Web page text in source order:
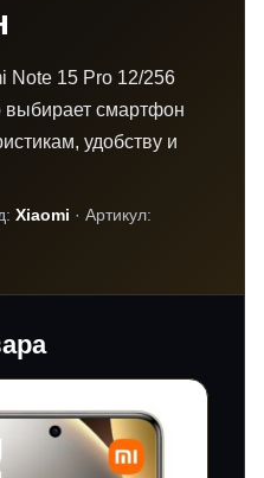
15 Pro 12/256
выбирает смартфон
удобству и
Xiaomi · Артикул: